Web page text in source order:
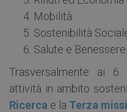
Mobilità
Sostenibilità
Salute e Benessere
Trasversalmente ai
attività in ambito
Ricerca e la Terza